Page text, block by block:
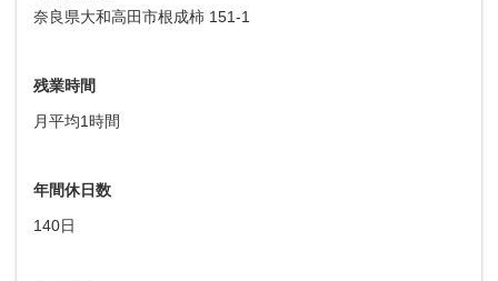
奈良県大和高田市根成柿 151-1
残業時間
月平均1時間
年間休日数
140日